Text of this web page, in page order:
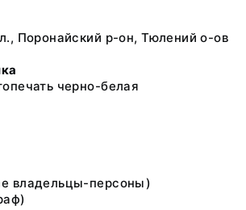
Поронайский р-он, Тюлений о-ов
черно-белая
владельцы-персоны)